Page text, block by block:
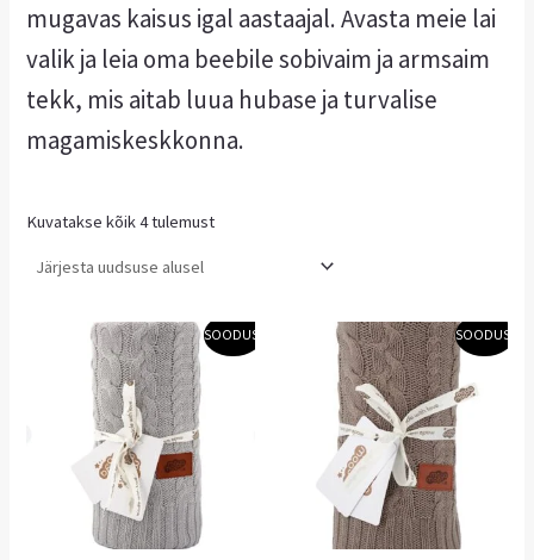
mugavas kaisus igal aastaajal. Avasta meie lai
valik ja leia oma beebile sobivaim ja armsaim
tekk, mis aitab luua hubase ja turvalise
magamiskeskkonna.
Kuvatakse kõik 4 tulemust
SOODUS!
Algne
hind
oli:
26,40 €.
Praegune
hind
on:
23,76 €.
SOODUS!
Algne
hind
oli:
26,40 €.
Praegune
hind
on:
23,76 €.